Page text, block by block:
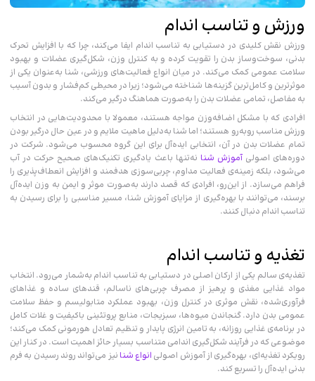
ورزش و تناسب اندام
ورزش نقش کلیدی در دستیابی به تناسب‌ اندام ایفا می‌کند، چرا که با افزایش تحرک
بدنی، سوخت‌وساز بدن را تقویت کرده و به کنترل وزن، شکل‌گیری عضلات و بهبود
سلامت عمومی کمک می‌کند. در میان انواع فعالیت‌های ورزشی، شنا به‌عنوان یکی از
موثرترین و کامل‌ترین گزینه‌ها شناخته می‌شود؛ زیرا در محیطی کم‌فشار و بدون آسیب
به مفاصل، تمامی عضلات بدن را به‌صورت هماهنگ درگیر می‌کند.
افرادی که با مشکل اضافه‌وزن مواجه هستند، معمولا با محدودیت‌هایی در انتخاب
ورزش مناسب روبه‌رو هستند؛ اما شنا به‌دلیل ماهیت ملایم و در عین حال درگیر بودن
تمام عضلات بدن در آن، انتخابی ایده‌آل برای این گروه محسوب می‌شود. شرکت در
دوره‌های اصولی آموزش شنا نه‌تنها باعث یادگیری تکنیک‌های صحیح حرکت در آب
می‌شود، بلکه زمینه‌ی فعالیت مداوم، چربی‌سوزی هدفمند و افزایش انعطاف‌پذیری را
فراهم می‌سازد. از این‌رو، افرادی که قصد دارند به‌صورت موثر و ایمن به وزن ایده‌آل
برسند، می‌توانند با بهره‌گیری از مزایای آموزش شنا، مسیر مناسبی را برای رسیدن به
تناسب‌ اندام دنبال کنند.
تغذیه و تناسب اندام
تغذیه‌ی سالم یکی از ارکان اصلی در دستیابی به تناسب‌ اندام به‌شمار می‌رود. انتخاب
مواد غذایی مغذی و پرهیز از مصرف چربی‌های ناسالم، قندهای ساده و غذاهای
فرآوری‌شده، نقش موثری در کنترل وزن، بهبود عملکرد متابولیسم و حفظ سلامت
عمومی بدن دارد. گنجاندن میوه‌ها، سبزیجات، منابع پروتئینی باکیفیت و غلات کامل
در برنامه‌ی غذایی روزانه، به تامین انرژی پایدار و تنظیم تعادل هورمونی کمک می‌کند؛
موضوعی که در فرآیند شکل‌گیری اندامی متناسب بسیار حائز اهمیت است. در کنار این
رویکرد تغذیه‌ای، بهره‌گیری از آموزش اصولی انواع شنا نیز می‌تواند روند رسیدن به فرم
بدنی ایده‌آل را تسریع کند.